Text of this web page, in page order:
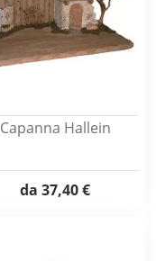
Capanna Hallein
da 37,40 €